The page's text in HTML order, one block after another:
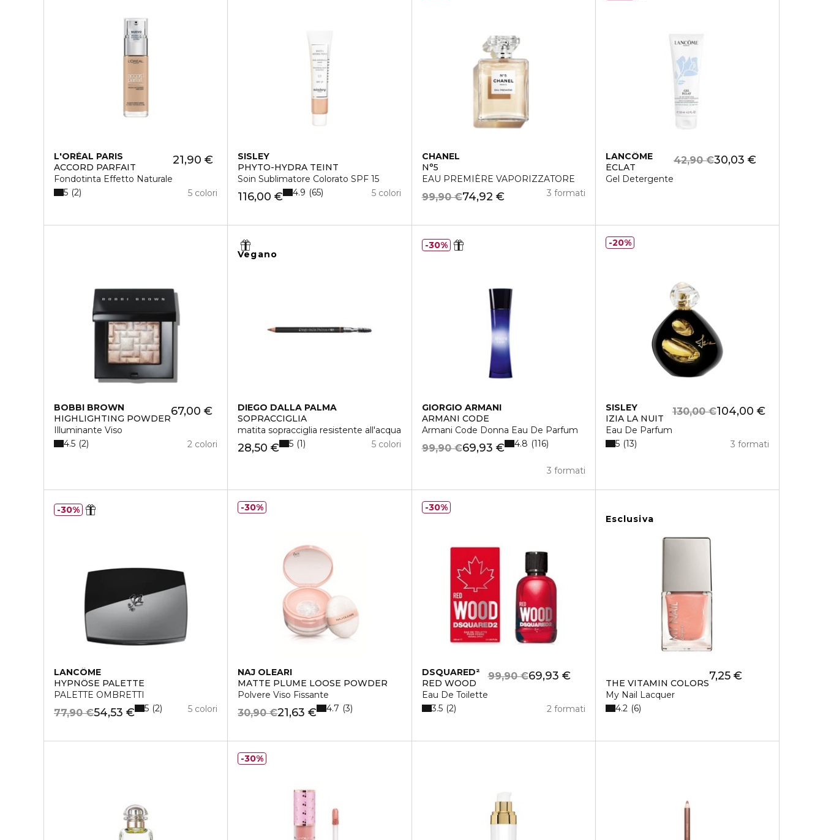
L'ORÉAL PARIS
ACCORD PARFAIT
Fondotinta Effetto Naturale
21,90 €
5 colori
5 2
SISLEY
PHYTO-HYDRA TEINT
Soin Sublimatore Colorato SPF 15
116,00 € 5 colori
4.9 65
CHANEL
N°5
EAU PREMIÈRE VAPORIZZATORE
74,92 €
99,90 € 3 formati
LANCÔME
ÉCLAT
Gel Detergente
30,03 €
42,90 €
BOBBI BROWN
HIGHLIGHTING POWDER
Illuminante Viso
67,00 €
2 colori
4.5 2
Vegano
DIEGO DALLA PALMA
SOPRACCIGLIA
matita sopracciglia resistente all'acqua
28,50 € 5 colori
5 1
GIORGIO ARMANI
ARMANI CODE
Armani Code Donna Eau De Parfum
69,93 €
99,90 €
3 formati
4.8 116
30%
SISLEY
IZIA LA NUIT
Eau De Parfum
104,00 €
130,00 €
3 formati
5 13
20%
LANCÔME
HYPNÔSE PALETTE
PALETTE OMBRETTI
54,53 €
77,90 € 5 colori
5 2
30%
NAJ OLEARI
MATTE PLUME LOOSE POWDER
Polvere Viso Fissante
21,63 €
30,90 € 4.7 3
30%
DSQUARED²
RED WOOD
Eau De Toilette
69,93 €
99,90 €
2 formati
3.5 2
30%
Esclusiva
THE VITAMIN COLORS
My Nail Lacquer
7,25 €
4.2 6
30%